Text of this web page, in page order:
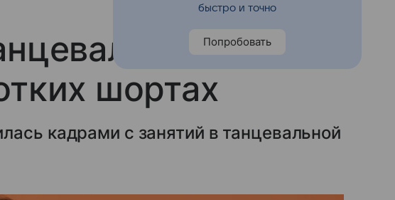
на камеру
шортах
кадрами с занятий в танцевальной
быстро и точно
Попробовать